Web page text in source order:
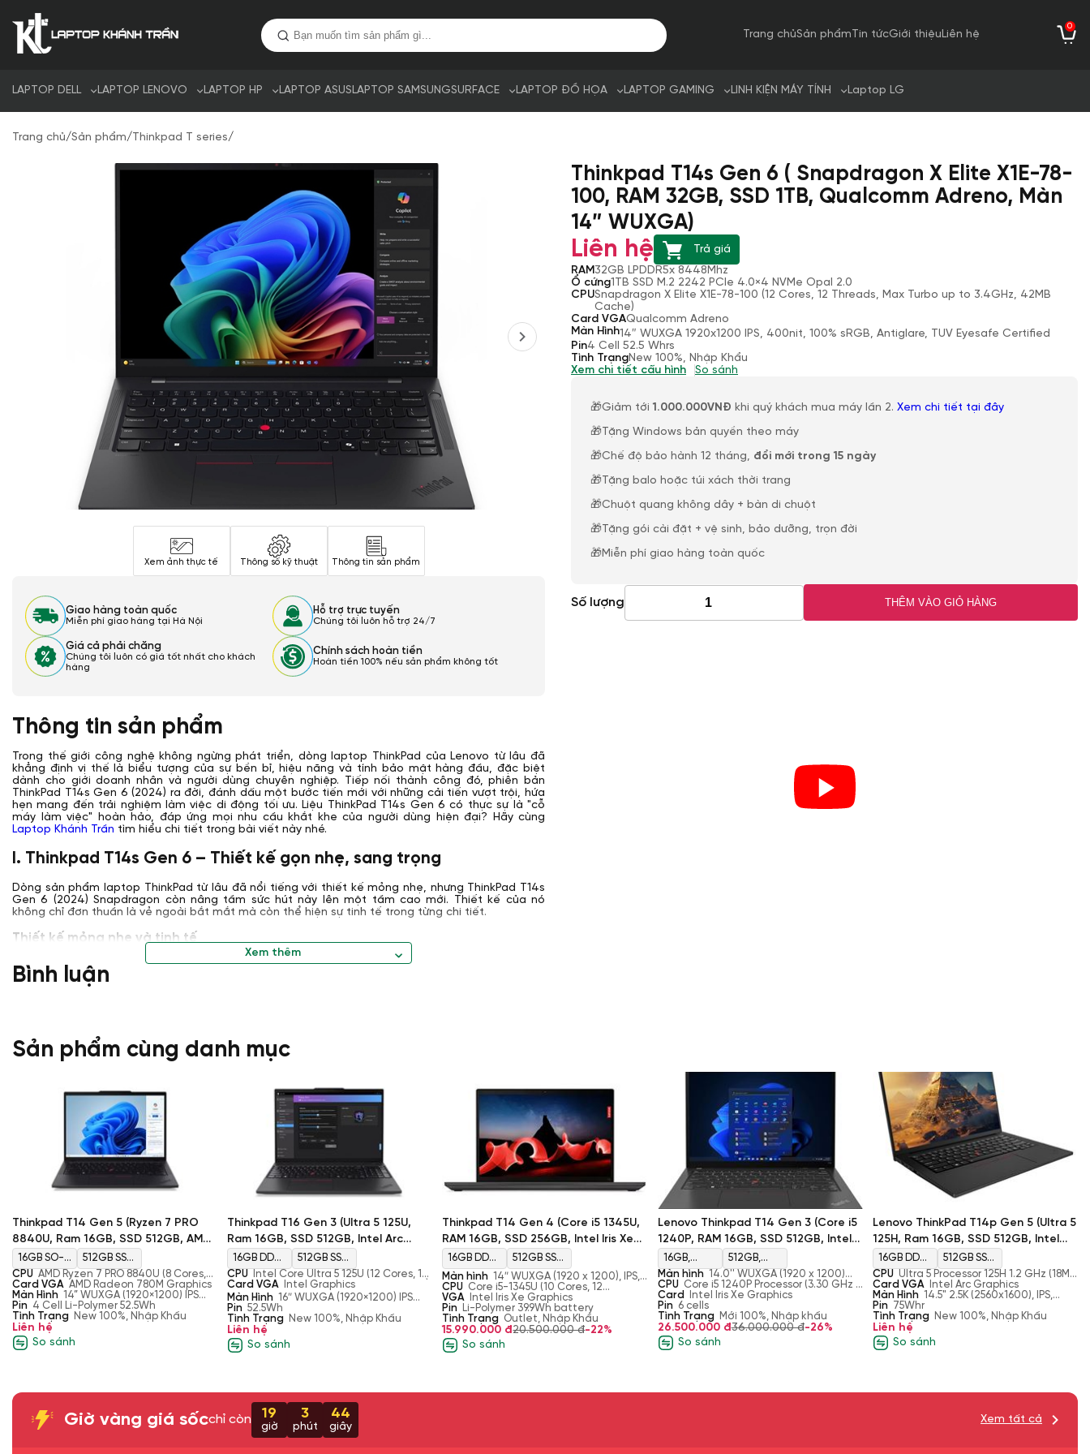
Trang chủSản phẩm Tin tứcGiới thiệuLiên hệ
0
LAPTOP DELL LAPTOP LENOVO LAPTOP HP LAPTOP ASUSLAPTOP SAMSUNGSURFACE LAPTOP ĐỒ HỌA LAPTOP GAMING LINH KIỆN MÁY TÍNH Laptop LG
Trang chủ/Sản phẩm/Thinkpad T series/
Xem ảnh thực tế Thông số kỹ thuật Thông tin sản phẩm
Giao hàng toàn quốc
Miễn phí giao hàng tại Hà Nội
Hỗ trợ trực tuyến
Chúng tôi luôn hỗ trợ 24/7
Giá cả phải chăng
Chúng tôi luôn có giá tốt nhất cho khách
hàng
Chính sách hoàn tiền
Hoàn tiền 100% nếu sản phẩm không tốt
Thinkpad T14s Gen 6 ( Snapdragon X Elite X1E-78-
100, RAM 32GB, SSD 1TB, Qualcomm Adreno, Màn
14″ WUXGA)
Liên hệ
Trả giá
RAM32GB LPDDR5x 8448Mhz
Ổ cứng1TB SSD M.2 2242 PCIe 4.0×4 NVMe Opal 2.0
CPUSnapdragon X Elite X1E-78-100 (12 Cores, 12 Threads, Max Turbo up to 3.4GHz, 42MB
Cache)
Card VGAQualcomm Adreno
Màn Hình14″ WUXGA 1920x1200 IPS, 400nit, 100% sRGB, Antiglare, TUV Eyesafe Certified
Pin4 Cell 52.5 Whrs
Tình TrạngNew 100%, Nhập Khẩu
Xem chi tiết cấu hình
So sánh
🎁Giảm tới 1.000.000VNĐ khi quý khách mua máy lần 2. Xem chi tiết tại đây
🎁Tặng Windows bản quyền theo máy
🎁Chế độ bảo hành 12 tháng, đổi mới trong 15 ngày
🎁Tặng balo hoặc túi xách thời trang
🎁Chuột quang không dây + bàn di chuột
🎁Tặng gói cài đặt + vệ sinh, bảo dưỡng, trọn đời
🎁Miễn phí giao hàng toàn quốc
Số lượng THÊM VÀO GIỎ HÀNG
Thông tin sản phẩm
Trong thế giới công nghệ không ngừng phát triển, dòng laptop ThinkPad của Lenovo từ lâu đã
khẳng định vị thế là biểu tượng của sự bền bỉ, hiệu năng và tính bảo mật hàng đầu, đặc biệt
dành cho giới doanh nhân và người dùng chuyên nghiệp. Tiếp nối thành công đó, phiên bản
ThinkPad T14s Gen 6 (2024) ra đời, đánh dấu một bước tiến mới với những cải tiến vượt trội, hứa
hẹn mang đến trải nghiệm làm việc di động tối ưu. Liệu ThinkPad T14s Gen 6 có thực sự là "cỗ
máy làm việc" hoàn hảo, đáp ứng mọi nhu cầu khắt khe của người dùng hiện đại? Hãy cùng
Laptop Khánh Trần tìm hiểu chi tiết trong bài viết này nhé.
I. Thinkpad T14s Gen 6 – Thiết kế gọn nhẹ, sang trọng
Dòng sản phẩm laptop ThinkPad từ lâu đã nổi tiếng với thiết kế mỏng nhẹ, nhưng ThinkPad T14s
Gen 6 (2024) Snapdragon còn nâng tầm sức hút này lên một tầm cao mới. Thiết kế của nó
không chỉ đơn thuần là vẻ ngoài bắt mắt mà còn thể hiện sự tinh tế trong từng chi tiết.
Thiết kế mỏng nhẹ và tinh tế
ThinkPad T14s Gen 6 Snapdragon có thiết kế mỏng nhẹ ấn tượng với kích thước chỉ 16.9mm và
trọng lượng 1.24kg, giúp bạn dễ dàng mang theo bất cứ đâu. Máy tính xách tay này là người bạn
đồng hành lý tưởng cho những người dùng thường xuyên di chuyển hoặc làm việc từ xa.
Xem thêm
Bình luận
Sản phẩm cùng danh mục
Thinkpad T14 Gen 5 (Ryzen 7 PRO
8840U, Ram 16GB, SSD 512GB, AMD
Radeon 780M Graphics, Màn 14”
WUXGA)
16GB SO-
DIMM DDR5
5600MHz
512GB SSD
M.2 2280
PCIe 4.0
CPU AMD Ryzen 7 PRO 8840U (8 Cores,
16 Threads, 3.3 GHz Base, 5.1 GHz Turbo,
16MB Cache)
Card VGA AMD Radeon 780M Graphics
Màn Hình 14” WUXGA (1920×1200) IPS
Anti-glare, 400 nits, Non-touch, 16:10,
100% sRGB, 60Hz, Low Power
Pin 4 Cell Li-Polymer 52.5Wh
Tình Trạng
New 100%, Nhập Khẩu
Liên hệ
So sánh
Thinkpad T16 Gen 3 (Ultra 5 125U,
Ram 16GB, SSD 512GB, Intel Arc
Graphics, Màn 16″ WUXGA)
16GB DDR5
5600MHz
512GB SSD
M.2 2280
PCIe
4.0×4
CPU
Intel Core Ultra 5 125U (12 Cores, 14
Threads, 1.3GHz – 4.3GHz, 12MB Cache)
Card VGA
Intel Graphics
Màn Hình 16″ WUXGA (1920×1200) IPS
300nits, Anti-glare, Non-touch, 16:10,
45% NTSC
Pin 52.5Wh
Tình Trạng
New 100%, Nhập Khẩu
Liên hệ
So sánh
Thinkpad T14 Gen 4 (Core i5 1345U,
RAM 16GB, SSD 256GB, Intel Iris Xe
Graphics, Màn 14’’ FHD+)
16GB DDR5
5200MHz
512GB SSD
M.2 2280
PCIe
Gen4
Màn hình 14″ WUXGA (1920 x 1200), IPS,
Anti-Glare, 45%NTSC, 300 nits, 60Hz,
Narrow Bezel, Low Cost Low Weight
CPU Core i5-1345U (10 Cores, 12
Threads, 8-E-Core 3.4GHz, 2-P-Core
4.7GHz, 12MB Cache)
VGA
Intel Iris Xe Graphics
Pin
Li-Polymer 39.9Wh battery
Tình Trạng Outlet, Nhập Khẩu
15.990.000 đ20.500.000 đ-22%
So sánh
Lenovo Thinkpad T14 Gen 3 (Core i5
1240P, RAM 16GB, SSD 512GB, Intel
Iris Xe Graphics, Màn 14'' FHD+)
16GB,
DDR4,
3200 MHz,
Max 32GB
512GB,
M.2, PCIe
NVMe, SSD
Màn hình 14.0'' WUXGA (1920 x 1200)
IPS, anti-glare, 300 nits
CPU Core i5 1240P Processor (3.30 GHz -
4.40 GHz, 12 Cores, 16 Threads, 12MB
Cache)
Card
Intel Iris Xe Graphics
Pin 6 cells
Tình Trạng
Mới 100%, Nhập khẩu
26.500.000 đ36.000.000 đ-26%
So sánh
Lenovo ThinkPad T14p Gen 5 (Ultra 5
125H, Ram 16GB, SSD 512GB, Intel
Arc Graphics, Màn 14'' 2.5K)
16GB DDR5
5600MHz
512GB SSD
M.2 2242
PCIe
Gen4 TLC
CPU Ultra 5 Processor 125H 1.2 GHz (18MB
Cache, up to 4.5 GHz, 14 cores, 18
Threads)
Card VGA
Intel Arc Graphics
Màn Hình 14.5" 2.5K (2560x1600), IPS,
Anti-Glare, 350 nits, 90Hz
Pin 75Whr
Tình Trạng
New 100%, Nhập Khẩu
Liên hệ
So sánh
Giờ vàng giá sốcchỉ còn 19
giờ
3
phút
44
giây
Xem tất cả